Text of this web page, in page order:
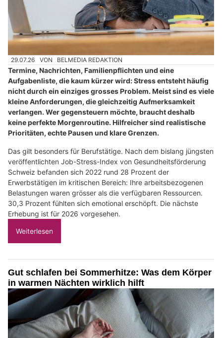
29.07.26 VON BELMEDIA REDAKTION
Termine, Nachrichten, Familienpflichten und eine
Aufgabenliste, die kaum kürzer wird: Stress entsteht häufig
nicht durch ein einziges grosses Problem. Meist sind es viele
kleine Anforderungen, die gleichzeitig Aufmerksamkeit
verlangen. Wer gegensteuern möchte, braucht deshalb
keine perfekte Morgenroutine. Hilfreicher sind realistische
Prioritäten, echte Pausen und klare Grenzen.
Das gilt besonders für Berufstätige. Nach dem bislang jüngsten
veröffentlichten Job-Stress-Index von Gesundheitsförderung
Schweiz befanden sich 2022 rund 28 Prozent der
Erwerbstätigen im kritischen Bereich: Ihre arbeitsbezogenen
Belastungen waren grösser als die verfügbaren Ressourcen.
30,3 Prozent fühlten sich emotional erschöpft. Die nächste
Erhebung ist für 2026 vorgesehen.
Weiterlesen
Gut schlafen bei Sommerhitze: Was dem Körper
in warmen Nächten wirklich hilft